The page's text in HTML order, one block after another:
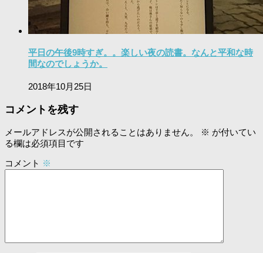
平日の午後9時すぎ。。楽しい夜の読書。なんと平和な時
間なのでしょうか。
2018年10月25日
コメントを残す
メールアドレスが公開されることはありません。 ※ が付いてい
る欄は必須項目です
コメント ※